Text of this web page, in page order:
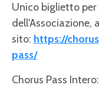
Unico biglietto
dell'Associazione,
sito: https://
pass/
Chorus Pass